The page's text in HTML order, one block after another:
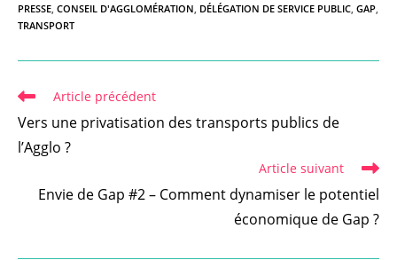
PRESSE CONSEIL D'AGGLOMÉRATION DÉLÉGATION DE SERVICE PUBLIC GAP
TRANSPORT
Read
articles
Article précédent
Vers une privatisation des transports publics de
l’Agglo ?
Article suivant
Envie de Gap #2 – Comment dynamiser le potentiel
économique de Gap ?